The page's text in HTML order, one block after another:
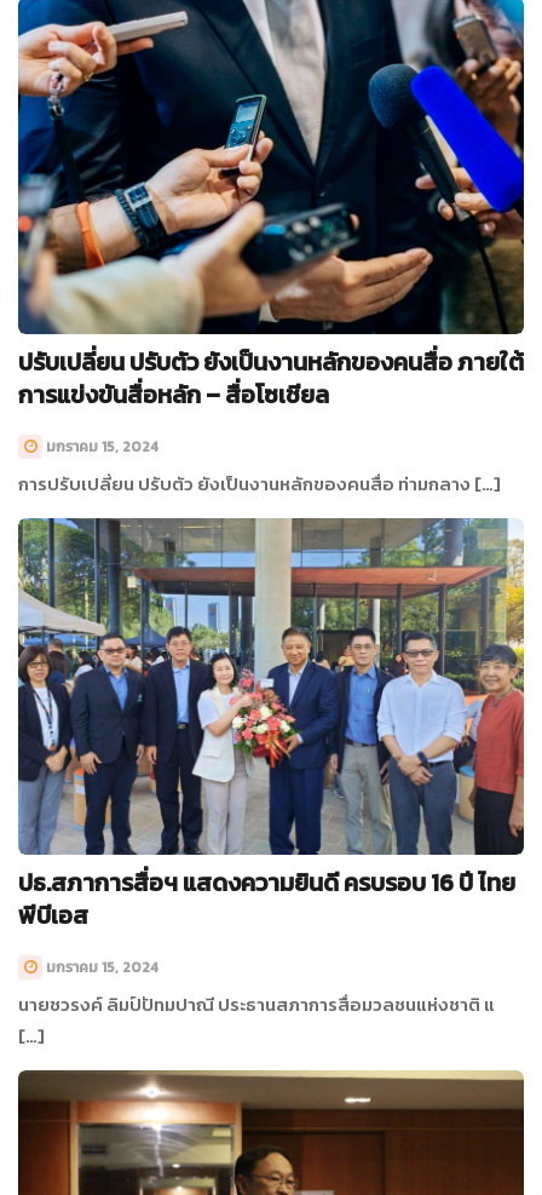
ปรับเปลี่ยน ปรับตัว ยังเป็นงานหลักของคนสื่อ ภายใต้
การแข่งขันสื่อหลัก – สื่อโซเชียล
มกราคม 15, 2024
การปรับเปลี่ยน ปรับตัว ยังเป็นงานหลักของคนสื่อ ท่ามกลาง […]
ปธ.สภาการสื่อฯ แสดงความยินดี ครบรอบ 16 ปี ไทย
พีบีเอส
มกราคม 15, 2024
นายชวรงค์ ลิมป์ปัทมปาณี ประธานสภาการสื่อมวลชนแห่งชาติ แ
[…]